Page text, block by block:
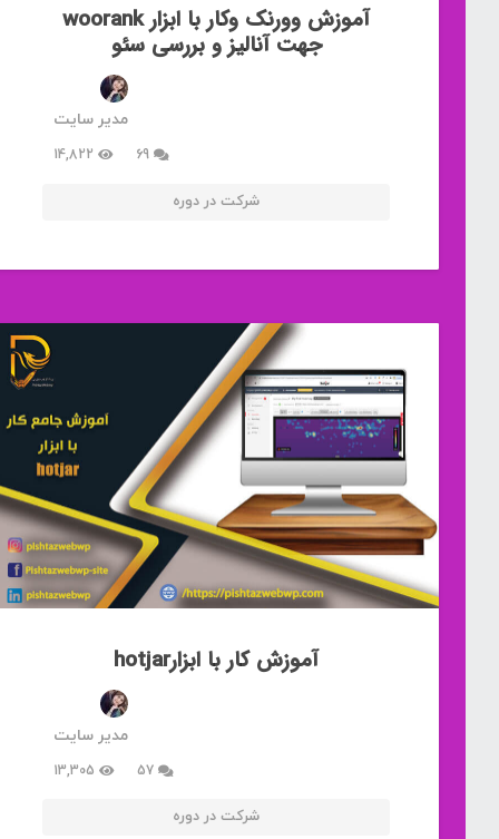
آموزش وورنک وکار با ابزار woorank
جهت آنالیز و بررسی سئو
مدیر سایت
69 دیدگاه 14,822
شرکت در دوره
آموزش کار با ابزارhotjar
مدیر سایت
57دیدگاه 13,305
شرکت در دوره